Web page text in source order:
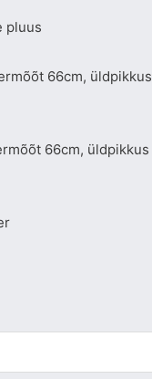
pluus
66cm, üldpikkus
66cm, üldpikkus